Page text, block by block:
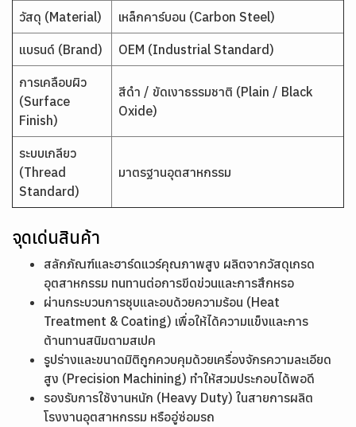
วัสดุ (Material) เหล็กคาร์บอน (Carbon Steel)
แบรนด์ (Brand) OEM (Industrial Standard)
การเคลือบผิว
(Surface
Finish)
สีดำ / ขัดเงาธรรมชาติ (Plain / Black
Oxide)
ระบบเกลียว
(Thread
Standard)
มาตรฐานอุตสาหกรรม
จุดเด่นสินค้า
สลักภัณฑ์และฮาร์ดแวร์คุณภาพสูง ผลิตจากวัสดุเกรด
อุตสาหกรรม ทนทานต่อการขีดข่วนและการสึกหรอ
ผ่านกระบวนการชุบและอบด้วยความร้อน (Heat
Treatment & Coating) เพื่อให้ได้ความแข็งและการ
ต้านทานสนิมตามสเปค
รูปร่างและขนาดมิติถูกควบคุมด้วยเครื่องจักรความละเอียด
สูง (Precision Machining) ทำให้สวมประกอบได้พอดี
รองรับการใช้งานหนัก (Heavy Duty) ในสายการผลิต
โรงงานอุตสาหกรรม หรืออู่ซ่อมรถ